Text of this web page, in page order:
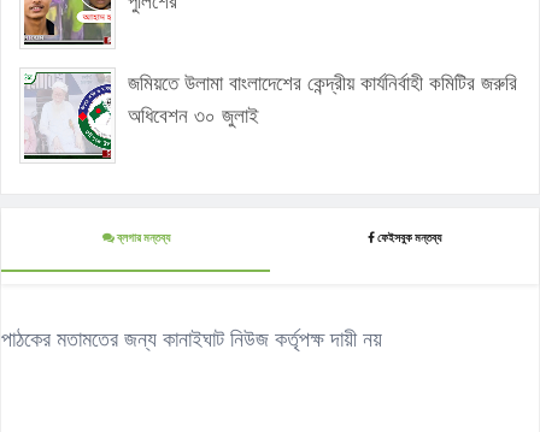
জমিয়তে উলামা বাংলাদেশের কেন্দ্রীয় কার্যনির্বাহী কমিটির জরুরি
অধিবেশন ৩০ জুলাই
ব্লগার মন্তব্য ফেইসবুক মন্তব্য
পাঠকের মতামতের জন্য কানাইঘাট নিউজ কর্তৃপক্ষ দায়ী নয়